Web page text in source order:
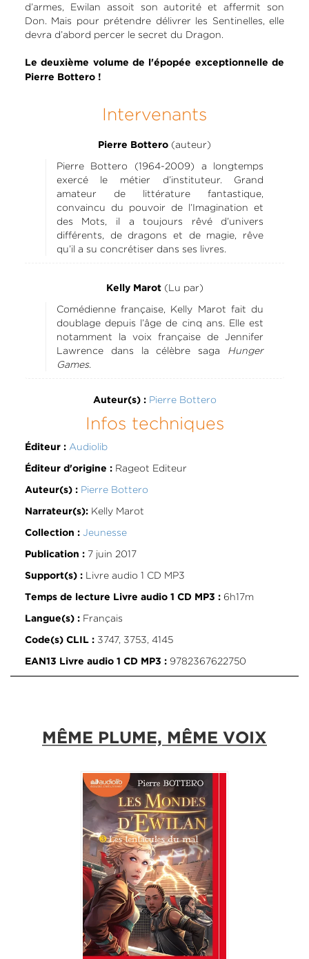
d’armes, Ewilan assoit son autorité et affermit son
Don. Mais pour prétendre délivrer les Sentinelles, elle
devra d’abord percer le secret du Dragon.
Le deuxième volume de l'épopée exceptionnelle de
Pierre Bottero !
Intervenants
Pierre Bottero (auteur)
Pierre Bottero (1964-2009) a longtemps
exercé le métier d’instituteur. Grand
amateur de littérature fantastique,
convaincu du pouvoir de l’Imagination et
des Mots, il a toujours rêvé d’univers
différents, de dragons et de magie, rêve
qu’il a su concrétiser dans ses livres.
Kelly Marot(Lu par)
Comédienne française, Kelly Marot fait du
doublage depuis l’âge de cinq ans. Elle est
notamment la voix française de Jennifer
Lawrence dans la célèbre saga Hunger
Games.
Auteur(s) : Pierre Bottero
Infos techniques
Éditeur : Audiolib
Éditeur d'origine :Rageot Editeur
Auteur(s) : Pierre Bottero
Narrateur(s):Kelly Marot
Collection : Jeunesse
Publication :7 juin 2017
Support(s) :Livre audio 1 CD MP3
Temps de lecture Livre audio 1 CD MP3 :6h17m
Langue(s) :Français
Code(s) CLIL :3747, 3753, 4145
EAN13 Livre audio 1 CD MP3 :9782367622750
MÊME PLUME, MÊME VOIX